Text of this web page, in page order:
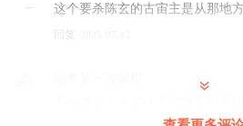
这个要杀陈玄的古宙主是从那地
回复